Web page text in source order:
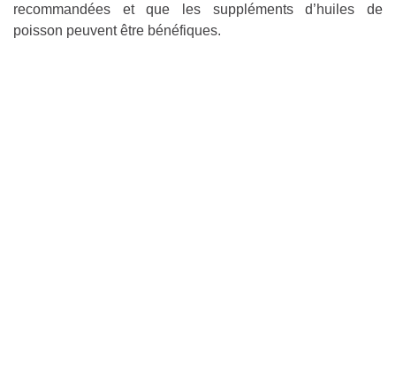
recommandées et que les suppléments d’huiles de
poisson peuvent être bénéfiques.